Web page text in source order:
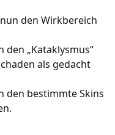
den Wirkbereich
den „Kataklysmus“
als gedacht
den bestimmte Skins